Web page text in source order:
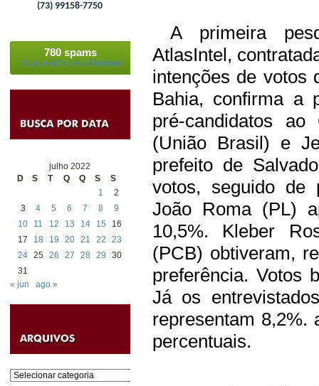
(73) 99158-7750
780 spams
bloqueados pelo Akismet
julho 2022
D
S T Q Q S
S
1
2
3
4 5 6 7 8
9
10
11 12 13 14 15
16
17
18 19 20 21 22
23
24 25 26 27 28 29
30
31
« jun
ago »
Categorias
A primeira
AtlasIntel,
intenções de votos
Bahia, confirma a
pré-candidatos
(União Brasil) e
prefeito de
votos, seguido de
João Roma (PL)
10,5%. Kleber
(PCB) obtiveram,
preferência. Votos
Já os
representam 8,2%.
percentuais.